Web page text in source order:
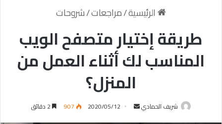
الرئيسية/مراجعات/شروحات
طريقة إختيار متصفح الويب
المناسب لك أثناء العمل من
المنزل؟
شريف الحمادي 2020/05/12
907